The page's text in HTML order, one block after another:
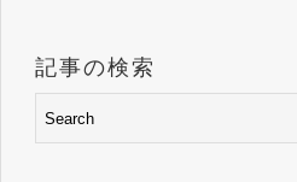
記事の検索